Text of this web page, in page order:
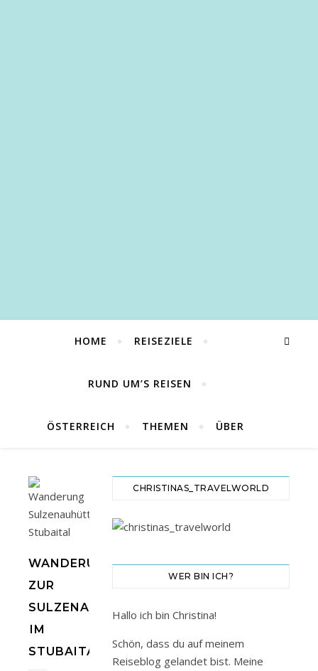
HOME REISEZIELE
RUND UM’S REISEN
ÖSTERREICH THEMEN ÜBER
WANDERUNG
ZUR
SULZENAUHÜTTE
IM
STUBAITAL
CHRISTINAS_TRAVELWORLD
WER BIN ICH?
Hallo ich bin Christina!
Schön, dass du auf meinem
Reiseblog gelandet bist. Meine